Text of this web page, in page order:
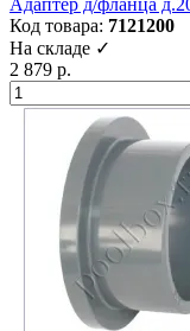
Адаптер д/фланца
Код товара: 7121200
На складе ✓
2 879 р.